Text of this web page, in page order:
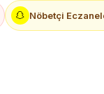
Nöbetçi